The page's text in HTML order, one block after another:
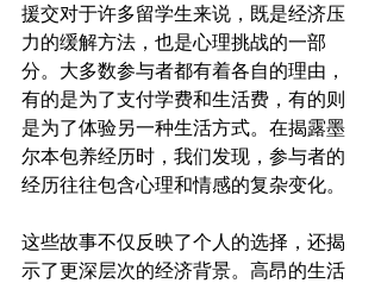
援交对于许多留学生来说，既是经济压
力的缓解方法，也是心理挑战的一部
分。大多数参与者都有着各自的理由，
有的是为了支付学费和生活费，有的则
是为了体验另一种生活方式。在揭露墨
尔本包养经历时，我们发现，参与者的
经历往往包含心理和情感的复杂变化。
这些故事不仅反映了个人的选择，还揭
示了更深层次的经济背景。高昂的生活